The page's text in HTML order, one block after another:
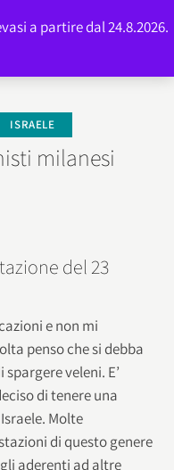
ISRAELE
milanesi
del 23
e non mi
penso che si debba
veleni. E’
di tenere una
Molte
di questo genere
aderenti ad altre
a partire dal 24.8.2026.